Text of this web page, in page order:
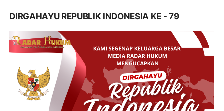
DIRGAHAYU REPUBLIK INDONESIA KE - 79